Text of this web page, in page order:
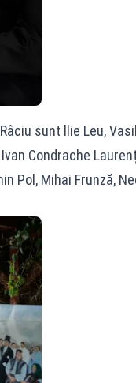
sunt llie Leu,
Condrache
Pol, Mihai Frunză,